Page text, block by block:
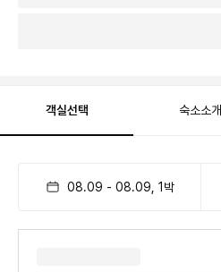
객실선택 숙소소개
08.09 - 08.09 1 박